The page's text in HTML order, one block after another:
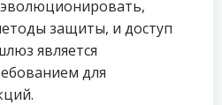
защиты, и доступ
является
для